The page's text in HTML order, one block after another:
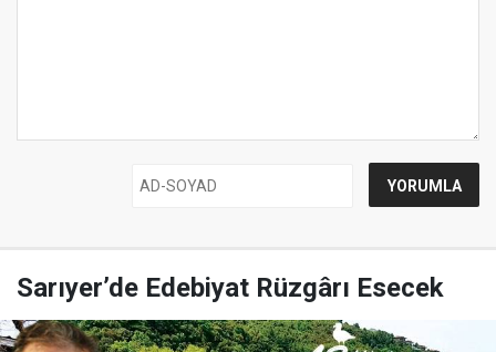
Sarıyer’de Edebiyat Rüzgârı Esecek